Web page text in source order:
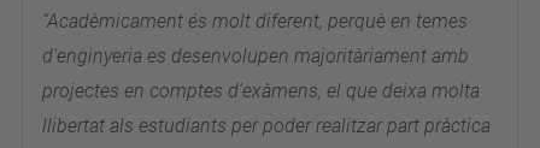
“Acadèmicament és molt diferent, perquè en temes
d'enginyeria es desenvolupen majoritàriament amb
projectes en comptes d'exàmens, el que deixa molta
llibertat als estudiants per poder realitzar part pràctica